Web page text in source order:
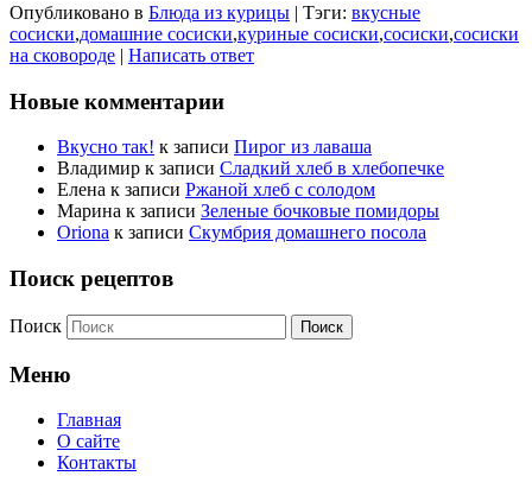
Опубликовано в Блюда из курицы | Тэги: вкусные
сосиски,домашние сосиски,куриные сосиски,сосиски,сосиски
на сковороде | Написать ответ
Новые комментарии
Вкусно так! к записи Пирог из лаваша
Владимир к записи Сладкий хлеб в хлебопечке
Елена к записи Ржаной хлеб с солодом
Марина к записи Зеленые бочковые помидоры
Oriona к записи Скумбрия домашнего посола
Поиск рецептов
Поиск
Меню
Главная
О сайте
Контакты